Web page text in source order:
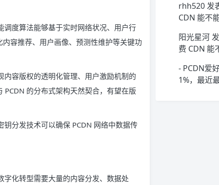
调度算法能够基于实时网络状况、用户行
容推荐、用户画像、预测性维护等关键功
内容版权的透明化管理、用户激励机制的
的分布式架构天然契合，有望在版
分发技术可以确保 PCDN 网络中数据传
字化转型需要大量的内容分发、数据处
rhh520发
CDN 能不
阳光星河
费 CDN 能
- PCDN爱
1%，最近